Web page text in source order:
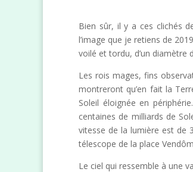
Bien sûr, il y a ces clichés
l’image que je retiens de
voilé et tordu, d’un diamètre
Les rois mages, fins
montreront qu’en fait la
Soleil éloignée en
centaines de milliards de
vitesse de la lumière est de
télescope de la place
Le ciel qui ressemble à une